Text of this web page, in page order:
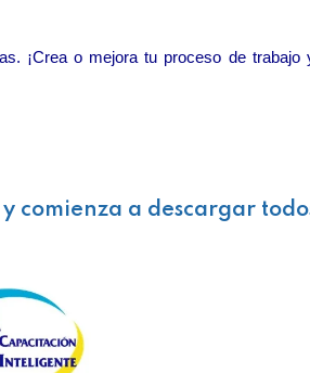
¡Crea o mejora tu proceso de trabajo
comienza a descargar